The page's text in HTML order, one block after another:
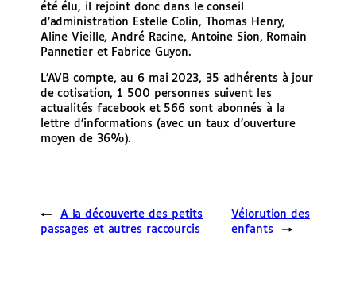
été élu, il rejoint donc dans le conseil
d’administration Estelle Colin, Thomas Henry,
Aline Vieille, André Racine, Antoine Sion, Romain
Pannetier et Fabrice Guyon.
L’AVB compte, au 6 mai 2023, 35 adhérents à jour
de cotisation, 1 500 personnes suivent les
actualités facebook et 566 sont abonnés à la
lettre d’informations (avec un taux d’ouverture
moyen de 36%).
←
A la découverte des petits
passages et autres raccourcis
Vélorution des
enfants
→